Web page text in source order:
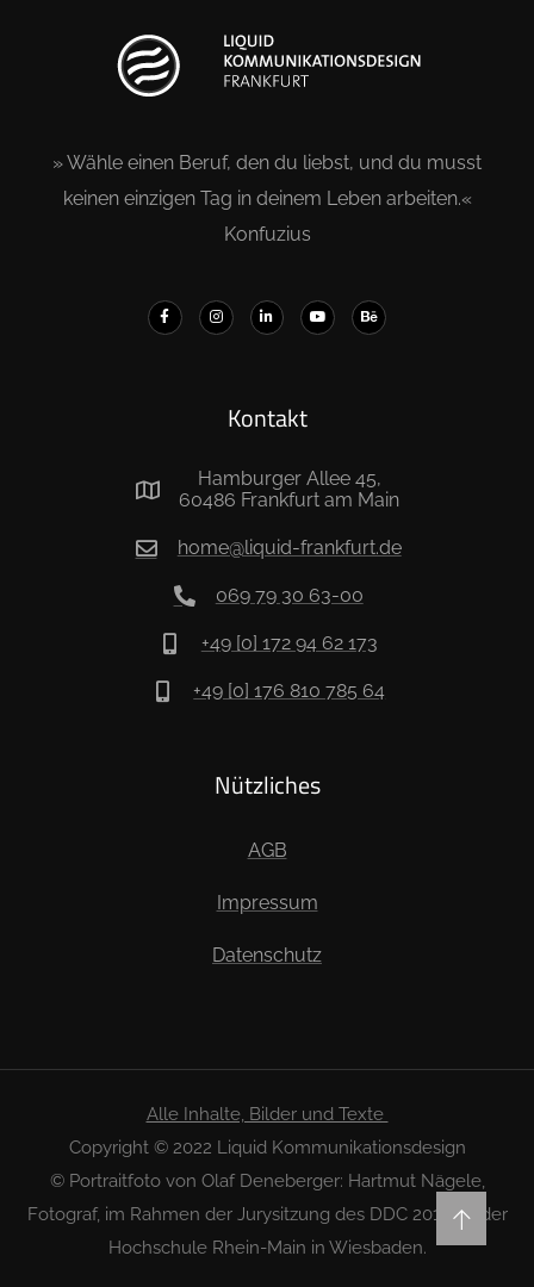
» Wähle einen Beruf, den du liebst, und du musst
keinen einzigen Tag in deinem Leben arbeiten.«
Konfuzius
Kontakt
Hamburger Allee 45,
60486 Frankfurt am Main
home@liquid-frankfurt.de
069 79 30 63-00
+49 [0] 172 94 62 173
+49 [0] 176 810 785 64
Nützliches
AGB
Impressum
Datenschutz
Alle Inhalte, Bilder und Texte
Copyright © 2022 Liquid Kommunikationsdesign
© Portraitfoto von Olaf Deneberger: Hartmut Nägele,
Fotograf, im Rahmen der Jurysitzung des DDC 2018 an der
Hochschule Rhein-Main in Wiesbaden.